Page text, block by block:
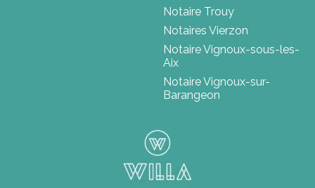
Notaire Trouy
Notaires Vierzon
Notaire Vignoux-sous-les-
Aix
Notaire Vignoux-sur-
Barangeon